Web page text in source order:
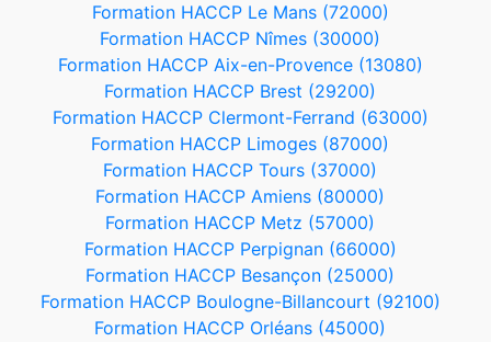
Formation HACCP Le Mans (72000)
Formation HACCP Nîmes (30000)
Formation HACCP Aix-en-Provence (13080)
Formation HACCP Brest (29200)
Formation HACCP Clermont-Ferrand (63000)
Formation HACCP Limoges (87000)
Formation HACCP Tours (37000)
Formation HACCP Amiens (80000)
Formation HACCP Metz (57000)
Formation HACCP Perpignan (66000)
Formation HACCP Besançon (25000)
Formation HACCP Boulogne-Billancourt (92100)
Formation HACCP Orléans (45000)